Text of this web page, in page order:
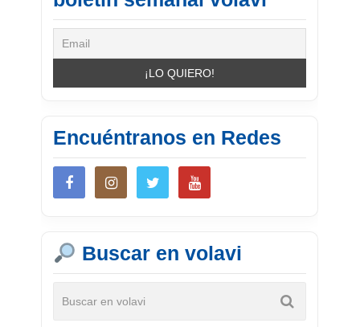
Encuéntranos en Redes
Buscar en volavi